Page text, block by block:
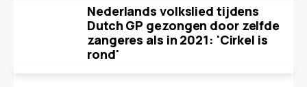
Nederlands volkslied tijdens
Dutch GP gezongen door zelfde
zangeres als in 2021: 'Cirkel is
rond'